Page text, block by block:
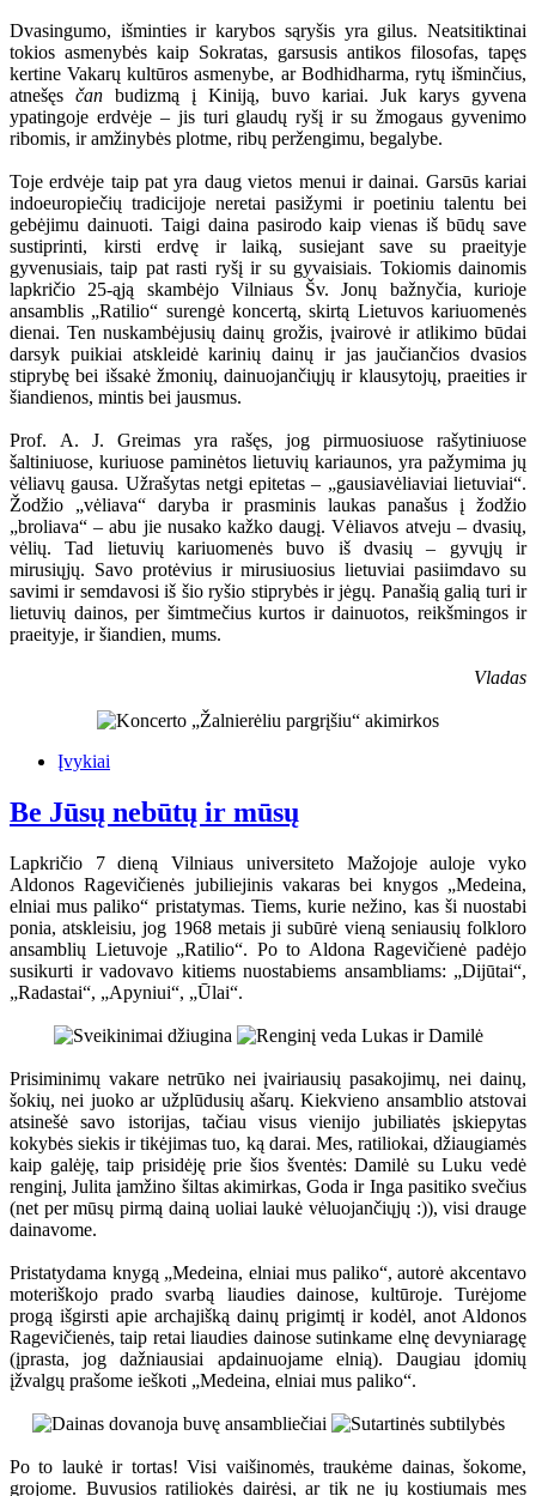
Dvasingumo, išminties ir karybos sąryšis yra gilus. Neatsitiktinai
tokios asmenybės kaip Sokratas, garsusis antikos filosofas, tapęs
kertine Vakarų kultūros asmenybe, ar Bodhidharma, rytų išminčius,
atnešęs čan budizmą į Kiniją, buvo kariai. Juk karys gyvena
ypatingoje erdvėje – jis turi glaudų ryšį ir su žmogaus gyvenimo
ribomis, ir amžinybės plotme, ribų peržengimu, begalybe.
Toje erdvėje taip pat yra daug vietos menui ir dainai. Garsūs kariai
indoeuropiečių tradicijoje neretai pasižymi ir poetiniu talentu bei
gebėjimu dainuoti. Taigi daina pasirodo kaip vienas iš būdų save
sustiprinti, kirsti erdvę ir laiką, susiejant save su praeityje
gyvenusiais, taip pat rasti ryšį ir su gyvaisiais. Tokiomis dainomis
lapkričio 25-ąją skambėjo Vilniaus Šv. Jonų bažnyčia, kurioje
ansamblis „Ratilio“ surengė koncertą, skirtą Lietuvos kariuomenės
dienai. Ten nuskambėjusių dainų grožis, įvairovė ir atlikimo būdai
darsyk puikiai atskleidė karinių dainų ir jas jaučiančios dvasios
stiprybę bei išsakė žmonių, dainuojančiųjų ir klausytojų, praeities ir
šiandienos, mintis bei jausmus.
Prof. A. J. Greimas yra rašęs, jog pirmuosiuose rašytiniuose
šaltiniuose, kuriuose paminėtos lietuvių kariaunos, yra pažymima jų
vėliavų gausa. Užrašytas netgi epitetas – „gausiavėliaviai lietuviai“.
Žodžio „vėliava“ daryba ir prasminis laukas panašus į žodžio
„broliava“ – abu jie nusako kažko daugį. Vėliavos atveju – dvasių,
vėlių. Tad lietuvių kariuomenės buvo iš dvasių – gyvųjų ir
mirusiųjų. Savo protėvius ir mirusiuosius lietuviai pasiimdavo su
savimi ir semdavosi iš šio ryšio stiprybės ir jėgų. Panašią galią turi ir
lietuvių dainos, per šimtmečius kurtos ir dainuotos, reikšmingos ir
praeityje, ir šiandien, mums.
Vladas
Įvykiai
Be Jūsų nebūtų ir mūsų
Lapkričio 7 dieną Vilniaus universiteto Mažojoje auloje vyko
Aldonos Ragevičienės jubiliejinis vakaras bei knygos „Medeina,
elniai mus paliko“ pristatymas. Tiems, kurie nežino, kas ši nuostabi
ponia, atskleisiu, jog 1968 metais ji subūrė vieną seniausių folkloro
ansamblių Lietuvoje „Ratilio“. Po to Aldona Ragevičienė padėjo
susikurti ir vadovavo kitiems nuostabiems ansambliams: „Dijūtai“,
„Radastai“, „Apyniui“, „Ūlai“.
Prisiminimų vakare netrūko nei įvairiausių pasakojimų, nei dainų,
šokių, nei juoko ar užplūdusių ašarų. Kiekvieno ansamblio atstovai
atsinešė savo istorijas, tačiau visus vienijo jubiliatės įskiepytas
kokybės siekis ir tikėjimas tuo, ką darai. Mes, ratiliokai, džiaugiamės
kaip galėję, taip prisidėję prie šios šventės: Damilė su Luku vedė
renginį, Julita įamžino šiltas akimirkas, Goda ir Inga pasitiko svečius
(net per mūsų pirmą dainą uoliai laukė vėluojančiųjų :)), visi drauge
dainavome.
Pristatydama knygą „Medeina, elniai mus paliko“, autorė akcentavo
moteriškojo prado svarbą liaudies dainose, kultūroje. Turėjome
progą išgirsti apie archajišką dainų prigimtį ir kodėl, anot Aldonos
Ragevičienės, taip retai liaudies dainose sutinkame elnę devyniaragę
(įprasta, jog dažniausiai apdainuojame elnią). Daugiau įdomių
įžvalgų prašome ieškoti „Medeina, elniai mus paliko“.
Po to laukė ir tortas! Visi vaišinomės, traukėme dainas, šokome,
grojome. Buvusios ratiliokės dairėsi, ar tik ne jų kostiumais mes